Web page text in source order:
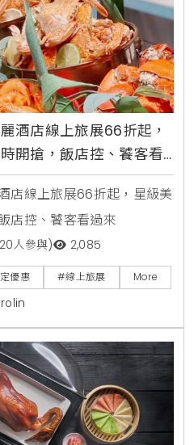
酒店線上旅展66折起，
開搶，飯店控、饕客看
店線上旅展66折起，星級美
店控、饕客看過來
人參與) 2,085
優惠 #線上旅展 More